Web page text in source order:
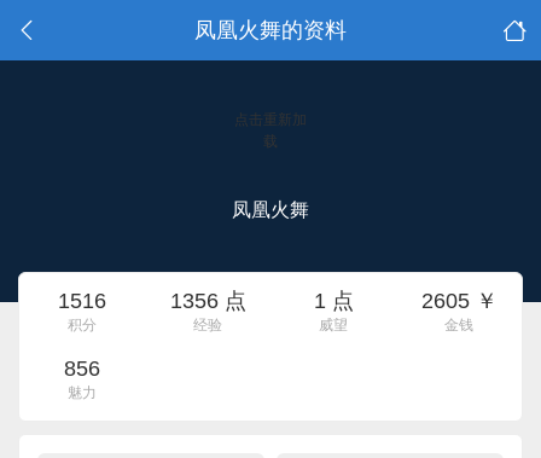
凤凰火舞的资料
点击重新加
载
凤凰火舞
1516
积分
1356 点
经验
1 点
威望
2605 ￥
金钱
856
魅力